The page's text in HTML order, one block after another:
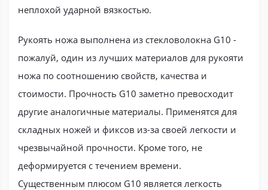
неплохой ударной вязкостью.
Рукоять ножа выполнена из стекловолокна G10 -
пожалуй, один из лучших материалов для рукояти
ножа по соотношению свойств, качества и
стоимости. Прочность G10 заметно превосходит
другие аналогичные материалы. Применятся для
складных ножей и фиксов из-за своей легкости и
чрезвычайной прочности. Кроме того, не
деформируется с течением времени.
Существенным плюсом G10 является легкость